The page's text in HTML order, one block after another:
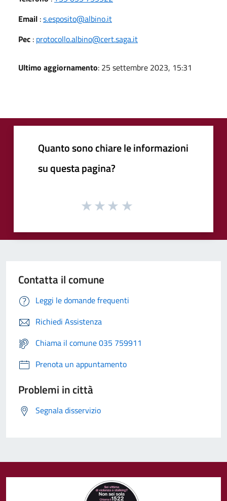
Email :s.esposito@albino.it
Pec : protocollo.albino@cert.saga.it
Ultimo aggiornamento: 25 settembre 2023, 15:31
Quanto sono chiare le informazioni
su questa pagina?
Contatta il comune
Leggi le domande frequenti
Richiedi Assistenza
Chiama il comune 035 759911
Prenota un appuntamento
Problemi in città
Segnala disservizio